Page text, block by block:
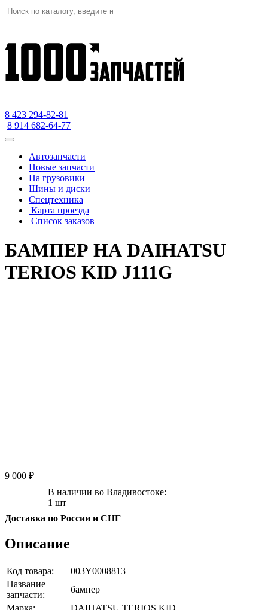
8 423 294-82-81
8 914 682-64-77
Автозапчасти
Новые запчасти
На грузовики
Шины и диски
Спецтехника
Карта проезда
Список заказов
БАМПЕР НА DAIHATSU
TERIOS KID J111G
9 000 ₽
В наличии во Владивостоке:
1 шт
Доставка по России и СНГ
Описание
Код товара:
003Y0008813
Название
запчасти:
бампер
Марка:
DAIHATSU TERIOS KID